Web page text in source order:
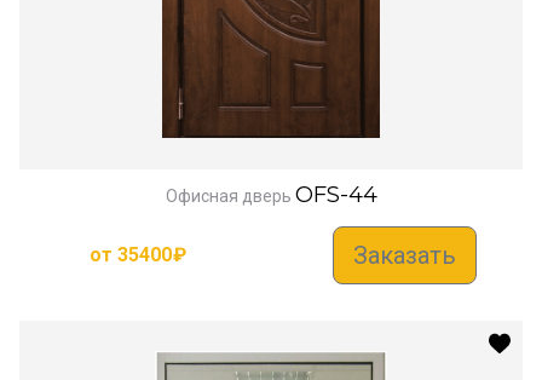
Офисная дверь OFS-44
от 35400₽ Заказать